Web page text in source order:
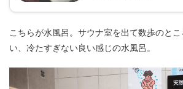
こちらが水風呂。サウナ室を出て数歩のと
い、冷たすぎない良い感じの水風呂。